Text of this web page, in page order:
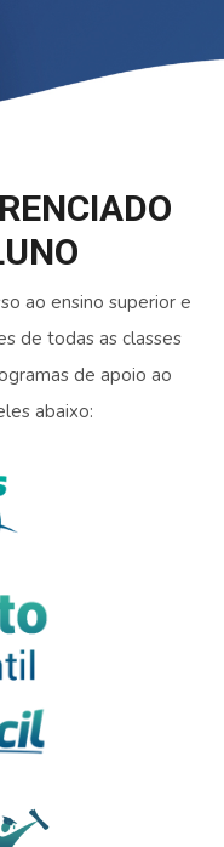
ao ensino superior e
de todas as classes
de apoio ao
abaixo: